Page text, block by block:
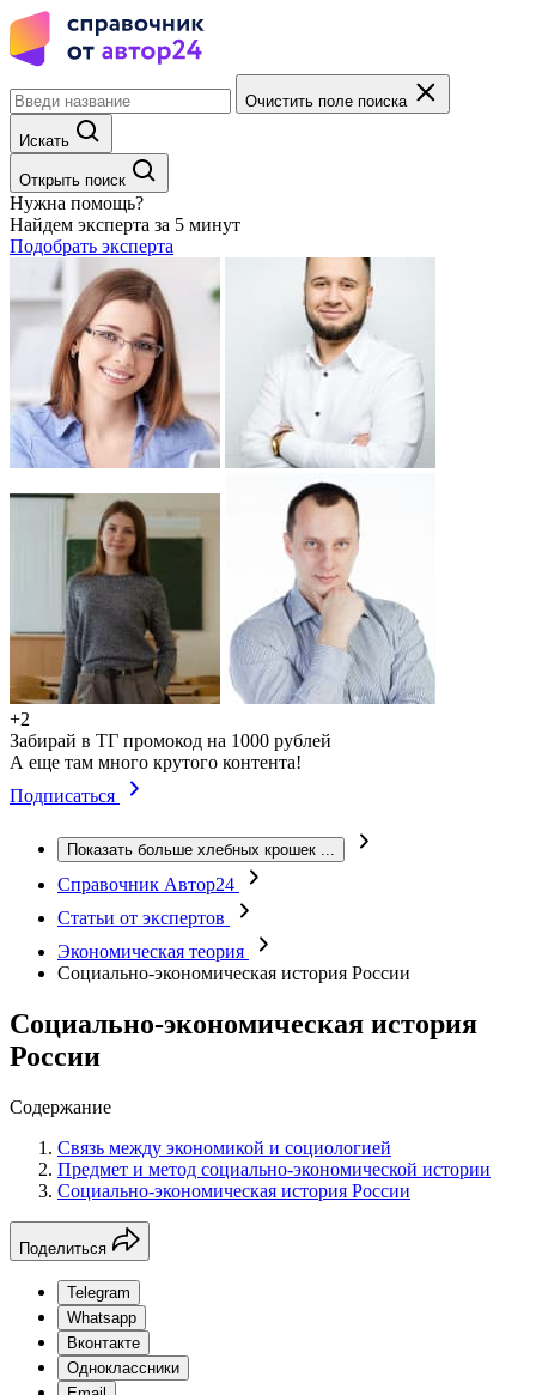
Очистить поле поиска
Искать
Открыть поиск
Нужна помощь?
Найдем эксперта за 5 минут
Подобрать эксперта
+2
Забирай в ТГ промокод на 1000 рублей
А еще там много крутого контента!
Подписаться
Показать больше хлебных крошек ...
Справочник Автор24
Статьи от экспертов
Экономическая теория
Социально-экономическая история России
Социально-экономическая история
России
Содержание
Связь между экономикой и социологией
Предмет и метод социально-экономической истории
Социально-экономическая история России
Поделиться
Telegram
Whatsapp
Вконтакте
Одноклассники